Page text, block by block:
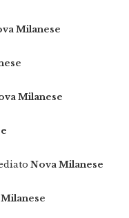
Milanese
Milanese
Nova Milanese